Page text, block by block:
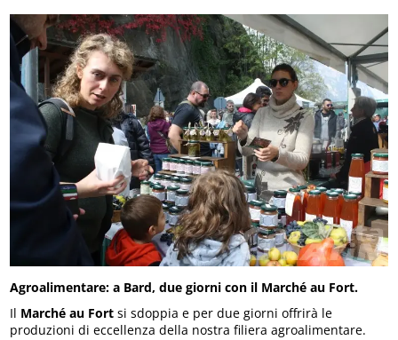
Agroalimentare: a Bard, due giorni con il Marché au Fort.
Il Marché au Fort si sdoppia e per due giorni offrirà le
produzioni di eccellenza della nostra filiera agroalimentare.